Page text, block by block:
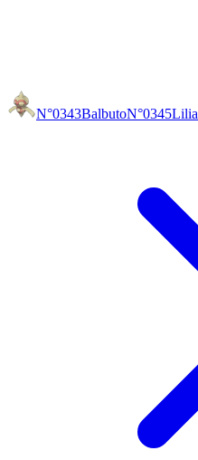
N°0343BalbutoN°0345Lilia